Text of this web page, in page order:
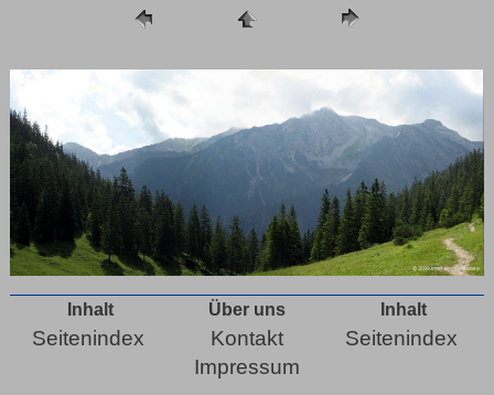
Inhalt
Seitenindex
Über uns
Kontakt
Impressum
Inhalt
Seitenindex